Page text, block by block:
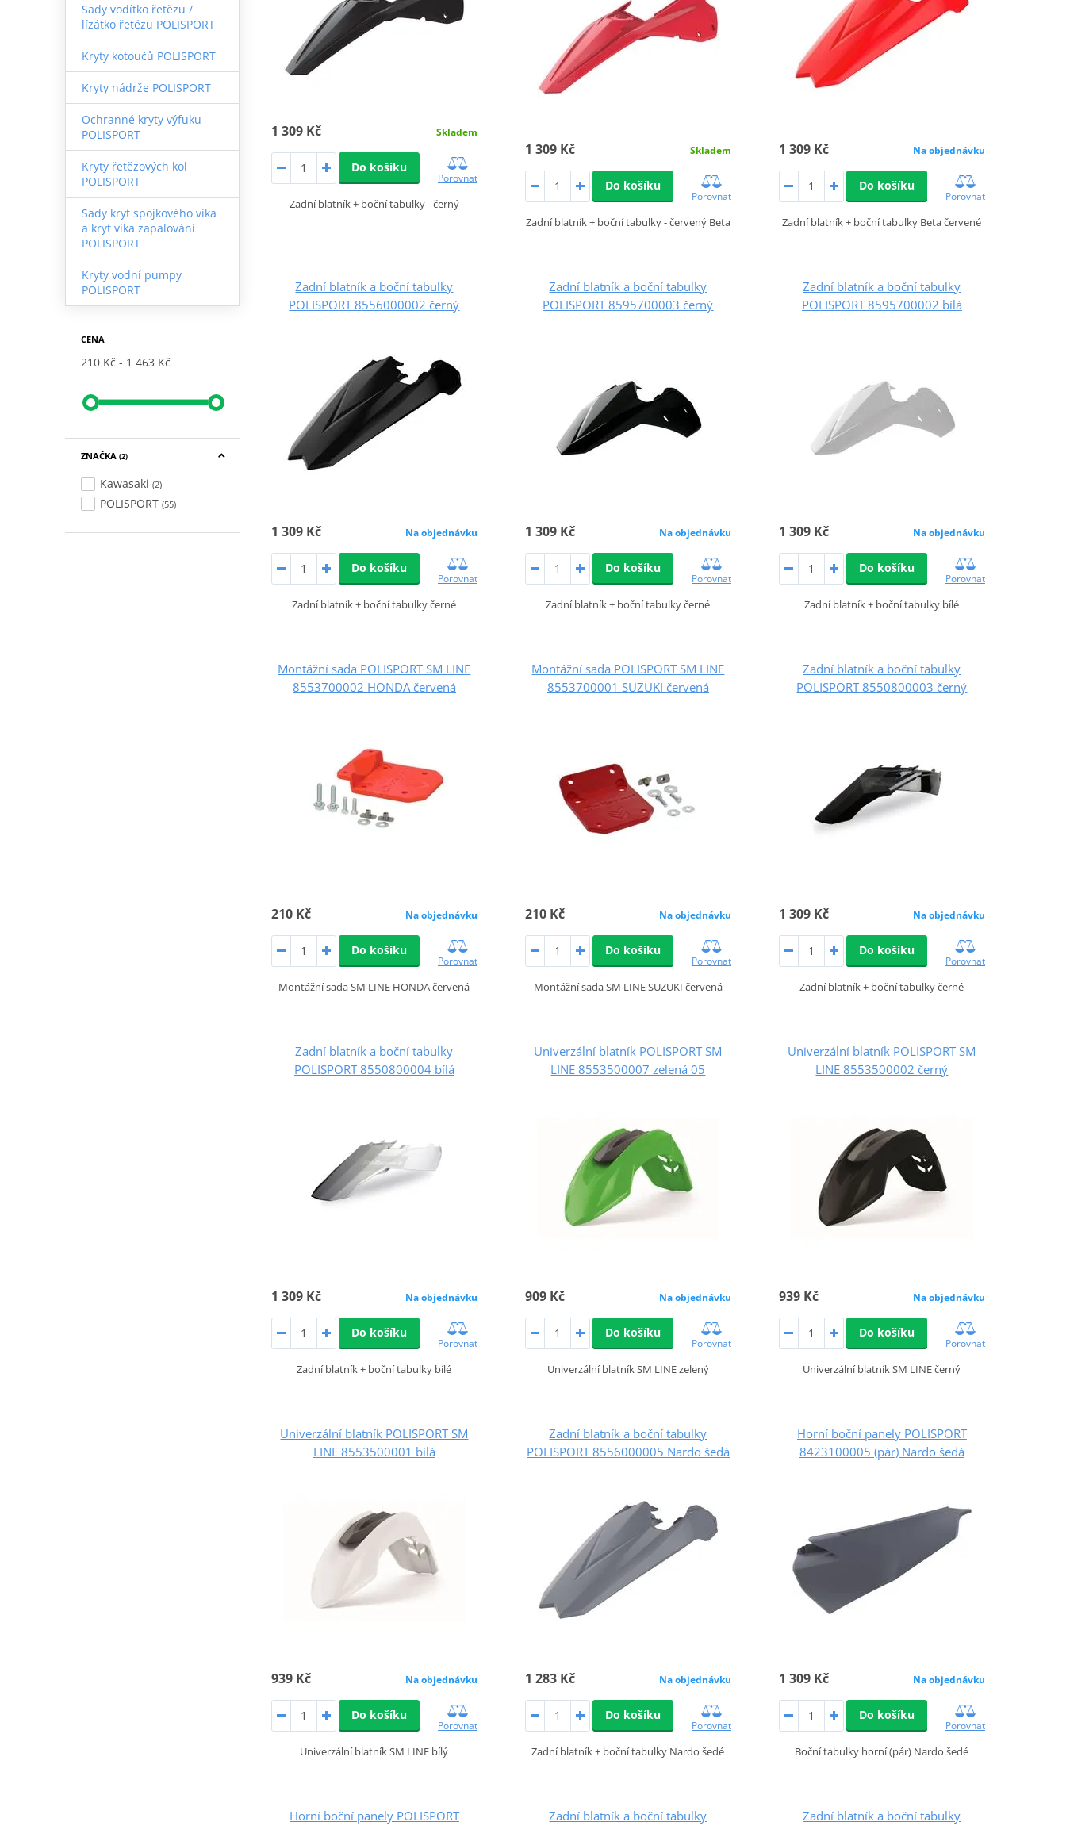
Sady vodítko řetězu /
lízátko řetězu POLISPORT
Kryty kotoučů POLISPORT
Kryty nádrže POLISPORT
Ochranné kryty výfuku
POLISPORT
Kryty řetězových kol
POLISPORT
Sady kryt spojkového víka
a kryt víka zapalování
POLISPORT
Kryty vodní pumpy
POLISPORT
CENA
210 Kč 1 463 Kč
ZNAČKA (2)
Kawasaki (2)
POLISPORT (55)
1 309 Kč Skladem
Do košíku
Porovnat
Zadní blatník + boční tabulky - černý
1 309 Kč Skladem
Do košíku
Porovnat
Zadní blatník + boční tabulky - červený Beta
1 309 Kč Na objednávku
Do košíku
Porovnat
Zadní blatník + boční tabulky Beta červené
Zadní blatník a boční tabulky
POLISPORT 8556000002 černý
1 309 Kč Na objednávku
Do košíku
Porovnat
Zadní blatník + boční tabulky černé
Zadní blatník a boční tabulky
POLISPORT 8595700003 černý
1 309 Kč Na objednávku
Do košíku
Porovnat
Zadní blatník + boční tabulky černé
Zadní blatník a boční tabulky
POLISPORT 8595700002 bílá
1 309 Kč Na objednávku
Do košíku
Porovnat
Zadní blatník + boční tabulky bílé
Montážní sada POLISPORT SM LINE
8553700002 HONDA červená
210 Kč Na objednávku
Do košíku
Porovnat
Montážní sada SM LINE HONDA červená
Montážní sada POLISPORT SM LINE
8553700001 SUZUKI červená
210 Kč Na objednávku
Do košíku
Porovnat
Montážní sada SM LINE SUZUKI červená
Zadní blatník a boční tabulky
POLISPORT 8550800003 černý
1 309 Kč Na objednávku
Do košíku
Porovnat
Zadní blatník + boční tabulky černé
Zadní blatník a boční tabulky
POLISPORT 8550800004 bílá
1 309 Kč Na objednávku
Do košíku
Porovnat
Zadní blatník + boční tabulky bílé
Univerzální blatník POLISPORT SM
LINE 8553500007 zelená 05
909 Kč Na objednávku
Do košíku
Porovnat
Univerzální blatník SM LINE zelený
Univerzální blatník POLISPORT SM
LINE 8553500002 černý
939 Kč Na objednávku
Do košíku
Porovnat
Univerzální blatník SM LINE černý
Univerzální blatník POLISPORT SM
LINE 8553500001 bílá
939 Kč Na objednávku
Do košíku
Porovnat
Univerzální blatník SM LINE bílý
Zadní blatník a boční tabulky
POLISPORT 8556000005 Nardo šedá
1 283 Kč Na objednávku
Do košíku
Porovnat
Zadní blatník + boční tabulky Nardo šedé
Horní boční panely POLISPORT
8423100005 (pár) Nardo šedá
1 309 Kč Na objednávku
Do košíku
Porovnat
Boční tabulky horní (pár) Nardo šedé
Horní boční panely POLISPORT
Zadní blatník a boční tabulky
Zadní blatník a boční tabulky